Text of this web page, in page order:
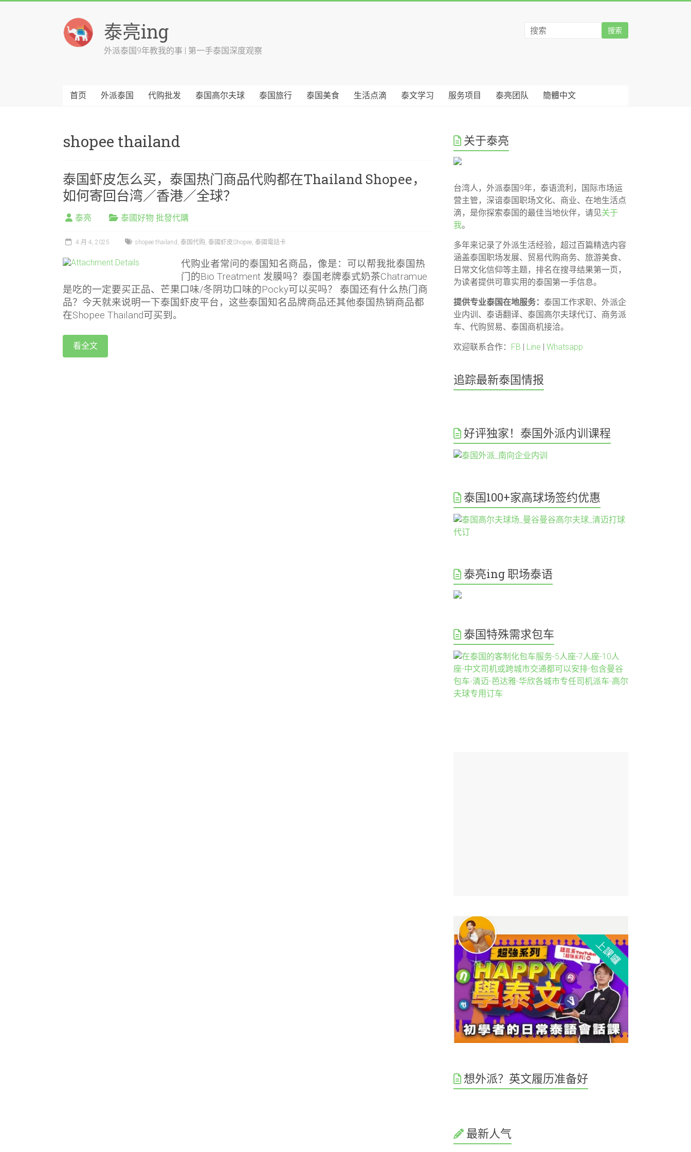
泰亮ing
外派泰国9年教我的事 | 第一手泰国深度观察
首页 外派泰国 代购批发 泰国高尔夫球 泰国旅行 泰国美食 生活点滴 泰文学习 服务项目 泰亮团队 簡體中文
shopee thailand
泰国虾皮怎么买，泰国热门商品代购都在Thailand Shopee，
如何寄回台湾／香港／全球？
泰亮 泰國好物 批發代購
4 月 4, 2025 shopee thailand , 泰国代购 , 泰國虾皮Shopee, 泰國電話卡
代购业者常问的泰国知名商品，像是：可以帮我批泰国热
门的Bio Treatment 发膜吗？泰国老牌泰式奶茶Chatramue
是吃的一定要买正品、芒果口味/冬阴功口味的Pocky可以买吗？ 泰国还有什么热门商
品？今天就来说明一下泰国虾皮平台，这些泰国知名品牌商品还其他泰国热销商品都
在Shopee Thailand可买到。
看全文
关于泰亮
台湾人，外派泰国9年，泰语流利，国际市场运
营主管，深谙泰国职场文化、商业、在地生活点
滴，是你探索泰国的最佳当地伙伴，请见关于
我。
多年来记录了外派生活经验，超过百篇精选内容
涵盖泰国职场发展、贸易代购商务、旅游美食、
日常文化信仰等主题，排名在搜寻结果第一页，
为读者提供可靠实用的泰国第一手信息。
提供专业泰国在地服务：泰国工作求职、外派企
业内训、泰语翻译、泰国高尔夫球代订、商务派
车、代购贸易、泰国商机接洽。
欢迎联系合作： FB | Line |Whatsapp
追踪最新泰国情报
好评独家！泰国外派内训课程
泰国100+家高球场签约优惠
泰亮ing 职场泰语
泰国特殊需求包车
想外派？英文履历准备好
最新人气